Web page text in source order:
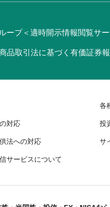
ープ＜適時開示情報閲覧サー
品取引法に基づく有価証券
各
対応 投
法への対応 サ
サービスについて